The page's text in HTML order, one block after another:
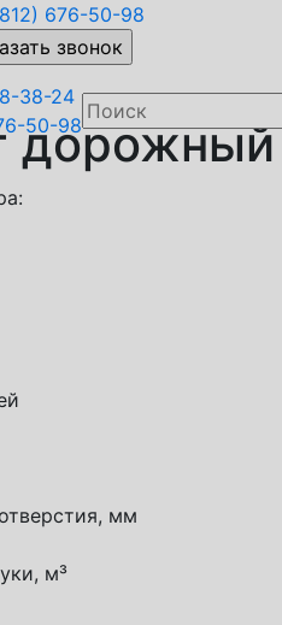
38-24
50-98
676-50-98
дорожный
мм
м³